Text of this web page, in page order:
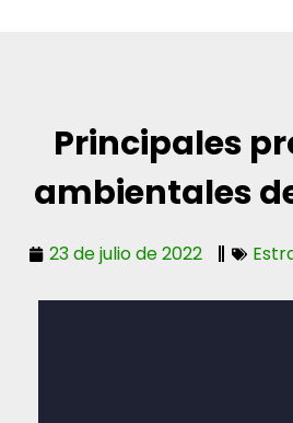
Principales
ambientales
23 de julio de 2022